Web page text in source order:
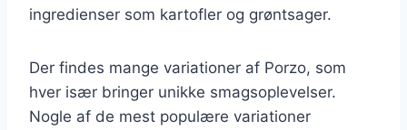
ingredienser som kartofler og grøntsager.
Der findes mange variationer af Porzo, som
hver især bringer unikke smagsoplevelser.
Nogle af de mest populære variationer